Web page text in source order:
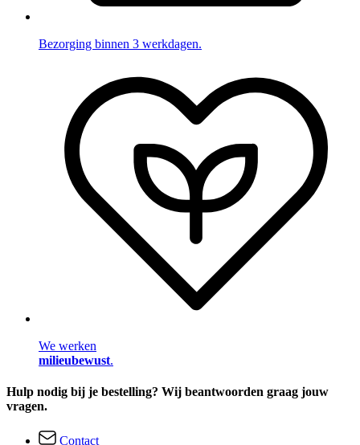
Bezorging binnen 3 werkdagen.
We werken
milieubewust.
Hulp nodig bij je bestelling? Wij beantwoorden graag jouw
vragen.
Contact